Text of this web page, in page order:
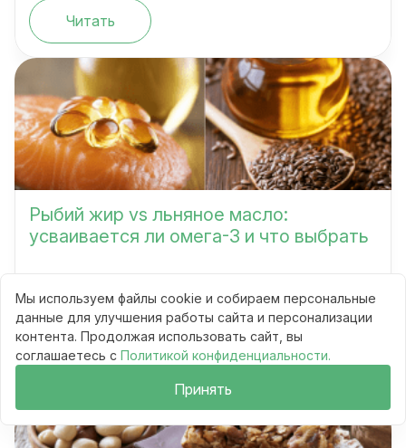
Читать
Рыбий жир vs льняное масло:
усваивается ли омега-3 и что выбрать
Сравнения
10 мин
74
Читать
Мы используем файлы cookie и собираем персональные
данные для улучшения работы сайта и персонализации
контента. Продолжая использовать сайт, вы
соглашаетесь с Политикой конфиденциальности.
Принять